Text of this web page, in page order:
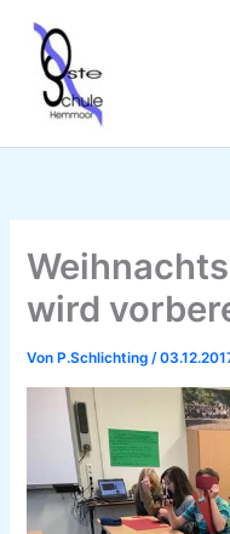
Inhalt
springen
wird
Von P.Schlichting/